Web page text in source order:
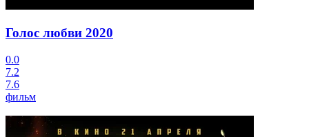
Голос любви 2020
0.0
7.2
7.6
фильм